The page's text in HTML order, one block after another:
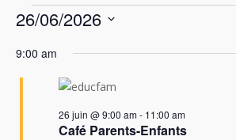
Évènements
for
26
juin
2026
26/06/2026
une
date.
9:00 am
Café Parents-Enfants
26 juin @ 9:00 am- 11:00 am